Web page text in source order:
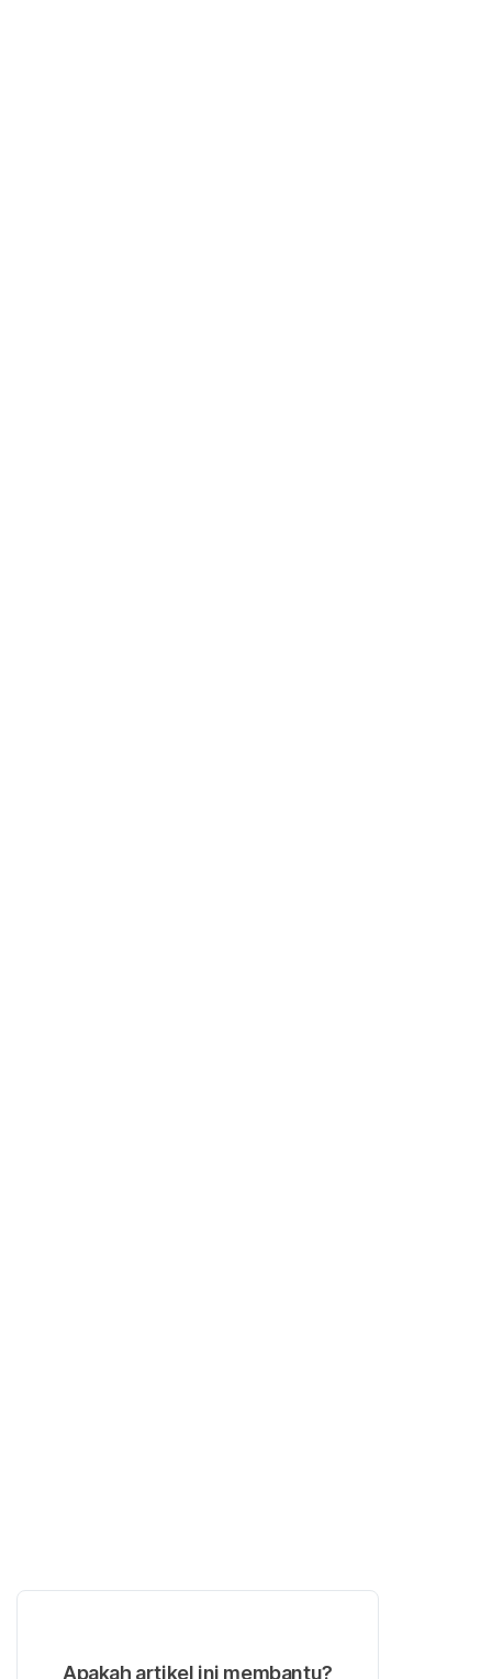
Apakah artikel ini membantu?